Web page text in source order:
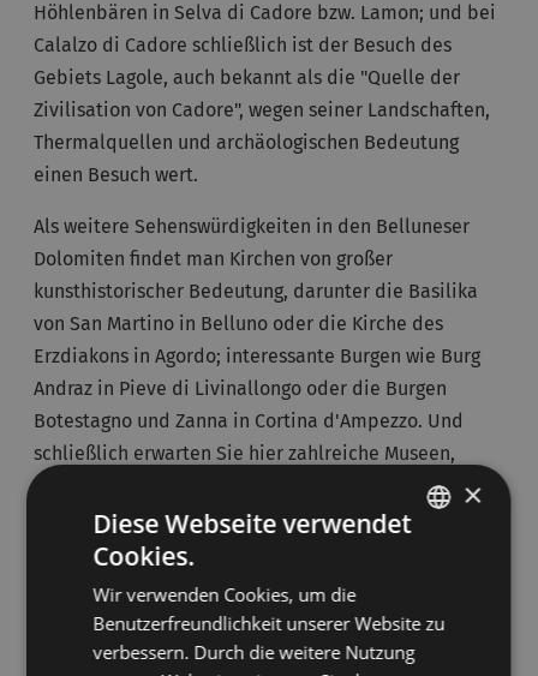
Höhlenbären in Selva di Cadore bzw. Lamon; und bei
Calalzo di Cadore schließlich ist der Besuch des
Gebiets Lagole, auch bekannt als die "Quelle der
Zivilisation von Cadore", wegen seiner Landschaften,
Thermalquellen und archäologischen Bedeutung
einen Besuch wert.
Als weitere Sehenswürdigkeiten in den Belluneser
Dolomiten findet man Kirchen von großer
kunsthistorischer Bedeutung, darunter die Basilika
von San Martino in Belluno oder die Kirche des
Erzdiakons in Agordo; interessante Burgen wie Burg
Andraz in Pieve di Livinallongo oder die Burgen
Botestagno und Zanna in Cortina d'Ampezzo. Und
schließlich erwarten Sie hier zahlreiche Museen,
darunter auch das Geburtshaus des Malers Tiziano
Vecelli, besser bekannt als Tizian, heute eine
Gedenkstätte. Darüber hinaus gibt es verschiedene
Heimatmuseen und andere Gedenkstätten, die einen
Einblick in die Geschehnisse des Ersten Weltkriegs
×
Diese Webseite verwendet
Cookies.
Wir verwenden Cookies, um die
Benutzerfreundlichkeit unserer Website zu
verbessern. Durch die weitere Nutzung